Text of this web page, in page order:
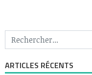
ARTICLES RÉCENTS